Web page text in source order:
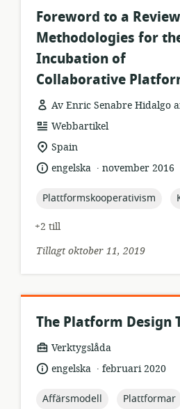
Foreword to a
Methodologies for
Incubation of
Collaborative
Av Enric Senabre Hidalgo
resursformat:
Webbartikel
relevant
plats:
Spain
språk:engelska .
publiceringsdatum:
november 2016
topic:
Plattformskooperativism
+2 till
Tillagt oktober 11, 2019
The Platform Design
resursformat:
Verktygslåda
språk:engelska .
publiceringsdatum:
februari 2020
topic:
Affärsmodell topic:
Plattformar